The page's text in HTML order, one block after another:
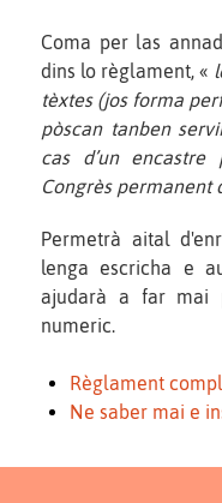
Coma per las
dins lo règlament, «
tèxtes (jos forma
pòscan tanben
cas d’un
Congrès permanent
Permetrà aital
lenga escricha e
ajudarà a far mai
numeric.
Règlament
Ne saber mai e